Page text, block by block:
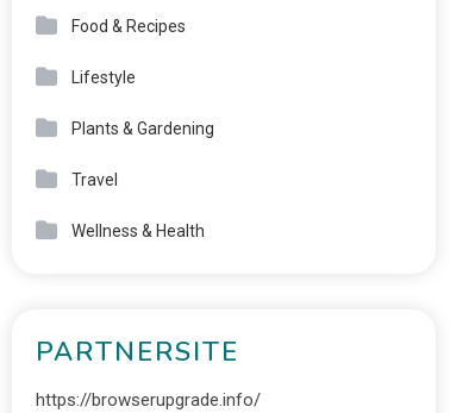
Food & Recipes
Lifestyle
Plants & Gardening
Travel
Wellness & Health
PARTNERSITE
https://browserupgrade.info/